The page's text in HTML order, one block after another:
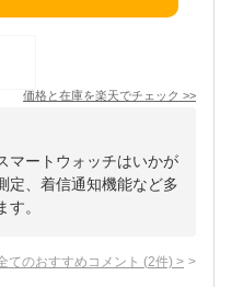
価格と在庫を楽天でチェック >>
マートウォッチはいかが
定、着信通知機能など多
。
てのおすすめコメント (2件) >